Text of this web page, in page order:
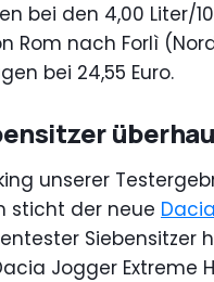
bei den 4,00 Liter/
Rom nach Forlì
bei 24,55 Euro.
unserer
sticht der neue
Siebensitzer
Jogger Extreme